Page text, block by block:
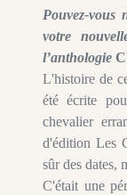
Pouvez-vous
votre
l’anthologie
L'histoire de
été écrite
chevalier
d'édition Les
sûr des dates,
C'était une